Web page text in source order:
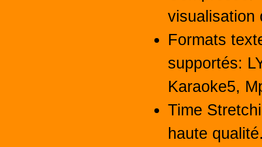
visualisation
Formats
supportés:
Karaoke5,
Time
haute